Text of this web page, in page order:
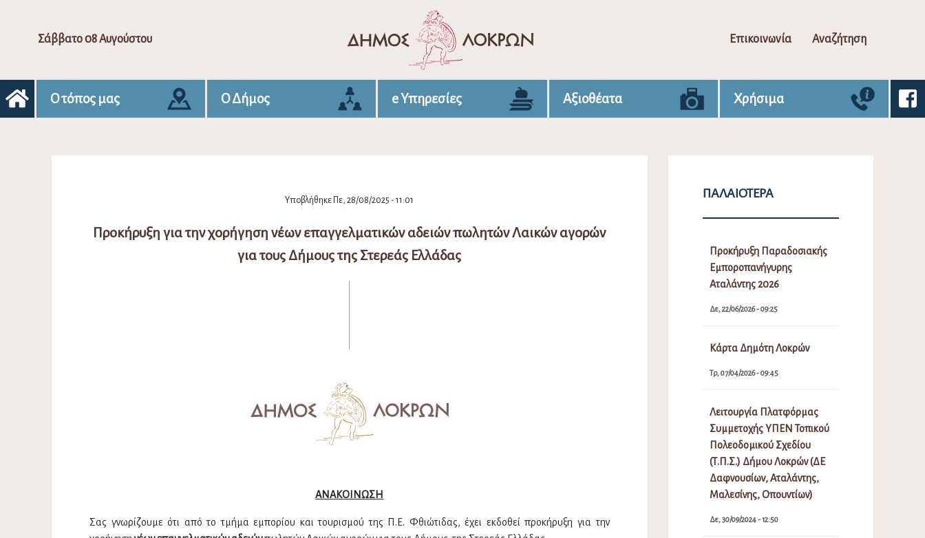
Σάββατο 08 Αυγούστου Επικοινωνία Αναζήτηση
Ο τόπος μας Ο Δήμος e Υπηρεσίες Αξιοθέατα Χρήσιμα
Υποβλήθηκε Πε, 28/08/2025 - 11:01
Προκήρυξη για την χορήγηση νέων επαγγελματικών αδειών πωλητών Λαικών αγορών
για τους Δήμους της Στερεάς Ελλάδας
ΑΝΑΚΟΙΝΩΣΗ
Σας γνωρίζουμε ότι από το τμήμα εμπορίου και τουρισμού της Π.Ε. Φθιώτιδας, έχει εκδοθεί προκήρυξη για την
ΠΑΛΑΙΌΤΕΡΑ
Προκήρυξη Παραδοσιακής
Εμποροπανήγυρης
Αταλάντης 2026
Δε, 22/06/2026 - 09:25
Κάρτα Δημότη Λοκρών
Τρ, 07/04/2026 - 09:45
Λειτουργία Πλατφόρμας
Συμμετοχής ΥΠΕΝ Τοπικού
Πολεοδομικού Σχεδίου
(Τ.Π.Σ.) Δήμου Λοκρών (ΔΕ
Δαφνουσίων, Αταλάντης,
Μαλεσίνης, Οπουντίων)
Δε, 30/09/2024 - 12:50